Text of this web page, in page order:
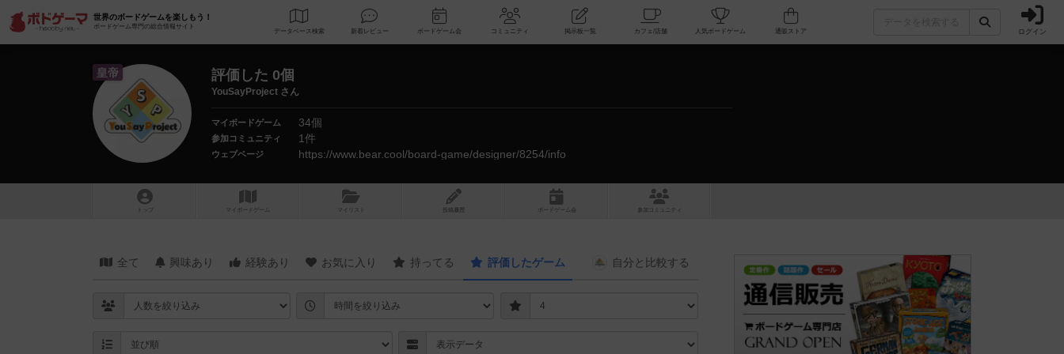
世界のボードゲームを楽しもう！
ボードゲーム専門の総合情報サイト
データベース 検索 新着レビュー ボードゲーム会 コミュニティ 掲示板一覧 カフェ/店舗 人気ボードゲーム ログイン
皇帝 評価した 0個
YouSayProject さん
マイボードゲーム 34個
参加コミュニティ 1件
ウェブページ https://www.bear.cool/board-game/designer/8254/info
トップ マイボードゲーム マイリスト 投稿履歴 ボ ドゲ ーム コミュニティ
全て 興味あり 経験あり お気に入り 持ってる 評価したゲーム 自分と 比較する